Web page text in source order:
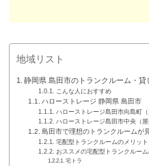
地域リスト
静岡県 島田市のトランクルーム・
こんな人におすすめ
ハローストレージ 静岡県 島田市
ハローストレージ島田市向島町（
ハローストレージ島田市中央（屋
島田市で理想のトランクルームが
宅配型トランクルームのメリット
おススメの宅配型トランクルー
宅トラ